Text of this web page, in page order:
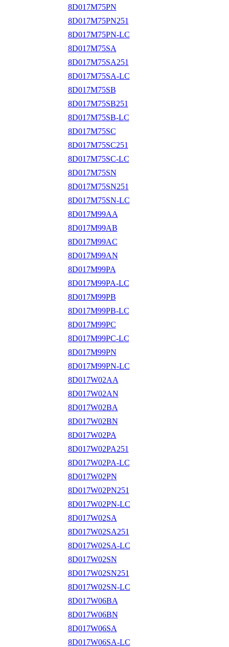
8D017M75PN
8D017M75PN251
8D017M75PN-LC
8D017M75SA
8D017M75SA251
8D017M75SA-LC
8D017M75SB
8D017M75SB251
8D017M75SB-LC
8D017M75SC
8D017M75SC251
8D017M75SC-LC
8D017M75SN
8D017M75SN251
8D017M75SN-LC
8D017M99AA
8D017M99AB
8D017M99AC
8D017M99AN
8D017M99PA
8D017M99PA-LC
8D017M99PB
8D017M99PB-LC
8D017M99PC
8D017M99PC-LC
8D017M99PN
8D017M99PN-LC
8D017W02AA
8D017W02AN
8D017W02BA
8D017W02BN
8D017W02PA
8D017W02PA251
8D017W02PA-LC
8D017W02PN
8D017W02PN251
8D017W02PN-LC
8D017W02SA
8D017W02SA251
8D017W02SA-LC
8D017W02SN
8D017W02SN251
8D017W02SN-LC
8D017W06BA
8D017W06BN
8D017W06SA
8D017W06SA-LC